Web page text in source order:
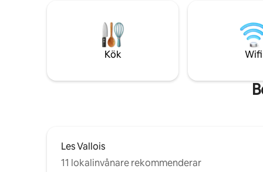
bort. Absolut lugn, nära l'Argentière och
alla bekvämligheter. Ett paradis för
älskare av vild natur och äventyr.
Kök Wifi
Les Vallois
11 lokalinvånare rekommenderar